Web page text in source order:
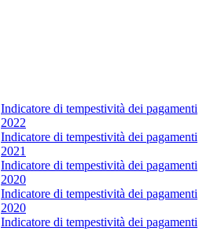
Indicatore di tempestività dei pagamenti
2022
Indicatore di tempestività dei pagamenti
2021
Indicatore di tempestività dei pagamenti
2020
Indicatore di tempestività dei pagamenti
2020
Indicatore di tempestività dei pagamenti